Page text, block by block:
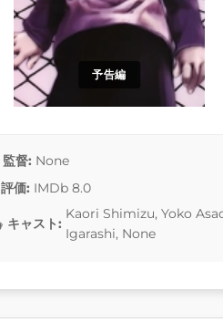
予告編
監督: None
評価: IMDb 8.0
キャスト:
Kaori Shimizu, Yoko
Igarashi, None